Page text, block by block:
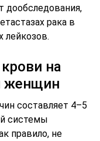
дообследования,
рака в
лейкозов.
на
женщин
составляет 4–5
системы
правило, не